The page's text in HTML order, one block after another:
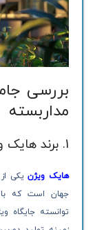
بررسی
مداربسته
1. برند هایک ویژن (Hikvision)
هایک ویژن یکی
جهان است که با
توانسته جایگاه